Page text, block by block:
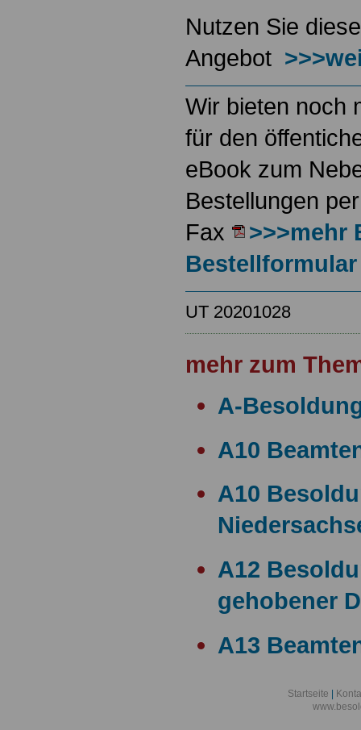
Nutzen Sie
Angebot
Wir bieten noch
für den
eBook zum
Bestellungen
Fax
>>>mehr
Bestellformular
UT 20201028
mehr zum
A-
A10
A10
A12
gehobener
A13
A13
Startseite